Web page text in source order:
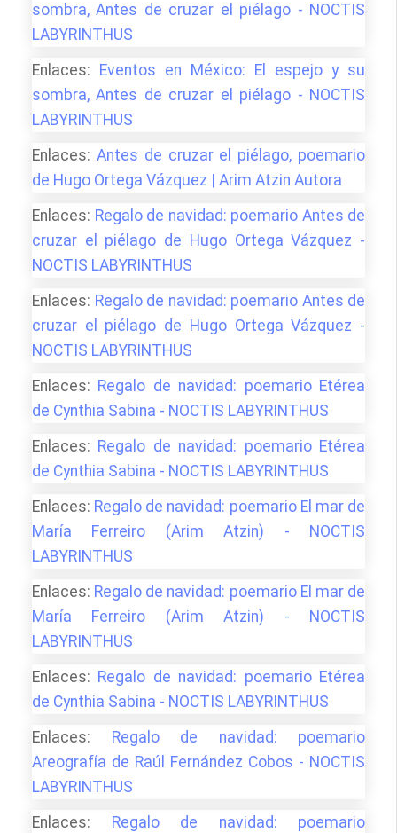
sombra, Antes de cruzar el piélago - NOCTIS
LABYRINTHUS
Enlaces: Eventos en México: El espejo y su
sombra, Antes de cruzar el piélago - NOCTIS
LABYRINTHUS
Enlaces: Antes de cruzar el piélago, poemario
de Hugo Ortega Vázquez | Arim Atzin Autora
Enlaces: Regalo de navidad: poemario Antes de
cruzar el piélago de Hugo Ortega Vázquez -
NOCTIS LABYRINTHUS
Enlaces: Regalo de navidad: poemario Antes de
cruzar el piélago de Hugo Ortega Vázquez -
NOCTIS LABYRINTHUS
Enlaces: Regalo de navidad: poemario Etérea
de Cynthia Sabina - NOCTIS LABYRINTHUS
Enlaces: Regalo de navidad: poemario Etérea
de Cynthia Sabina - NOCTIS LABYRINTHUS
Enlaces: Regalo de navidad: poemario El mar de
María Ferreiro (Arim Atzin) - NOCTIS
LABYRINTHUS
Enlaces: Regalo de navidad: poemario El mar de
María Ferreiro (Arim Atzin) - NOCTIS
LABYRINTHUS
Enlaces: Regalo de navidad: poemario Etérea
de Cynthia Sabina - NOCTIS LABYRINTHUS
Enlaces:
Regalo de navidad: poemario
Areografía de Raúl Fernández Cobos - NOCTIS
LABYRINTHUS
Enlaces:
Regalo de navidad: poemario